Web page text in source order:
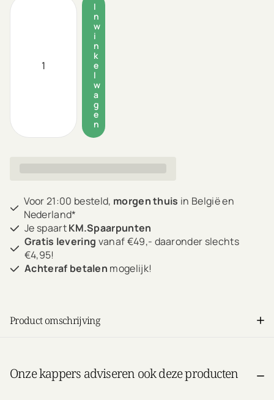
I
n
w
i
n
k
e
l
w
a
g
e
n
Voor 21:00 besteld, morgen thuis in België en
Nederland*
Je spaartKM.Spaarpunten
Gratis levering vanaf €49,- daaronder slechts
€4,95!
Achteraf betalen mogelijk!
Product omschrijving
Onze kappers adviseren ook deze producten